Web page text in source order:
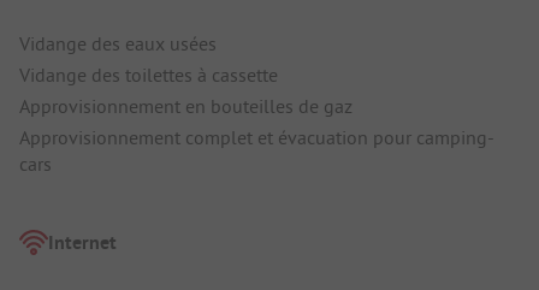
Vidange des eaux usées
Vidange des toilettes à cassette
Approvisionnement en bouteilles de gaz
Approvisionnement complet et évacuation pour camping-
cars
Internet